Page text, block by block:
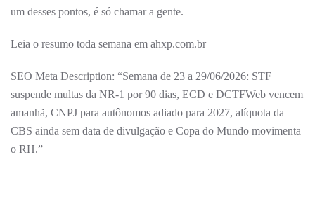
um desses pontos, é só chamar a gente.
Leia o resumo toda semana em ahxp.com.br
SEO Meta Description: “Semana de 23 a 29/06/2026: STF
suspende multas da NR-1 por 90 dias, ECD e DCTFWeb vencem
amanhã, CNPJ para autônomos adiado para 2027, alíquota da
CBS ainda sem data de divulgação e Copa do Mundo movimenta
o RH.”